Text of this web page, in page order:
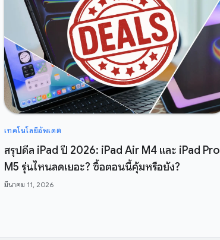
เทคโนโลยีอัพเดต
สรุปดีล iPad ปี 2026: iPad Air M4 และ iPad Pro
M5 รุ่นไหนลดเยอะ? ซื้อตอนนี้คุ้มหรือยัง?
มีนาคม 11, 2026